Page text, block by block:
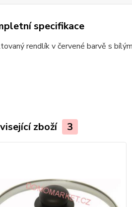
specifikace
rendlík v červené barvě s
zboží 3